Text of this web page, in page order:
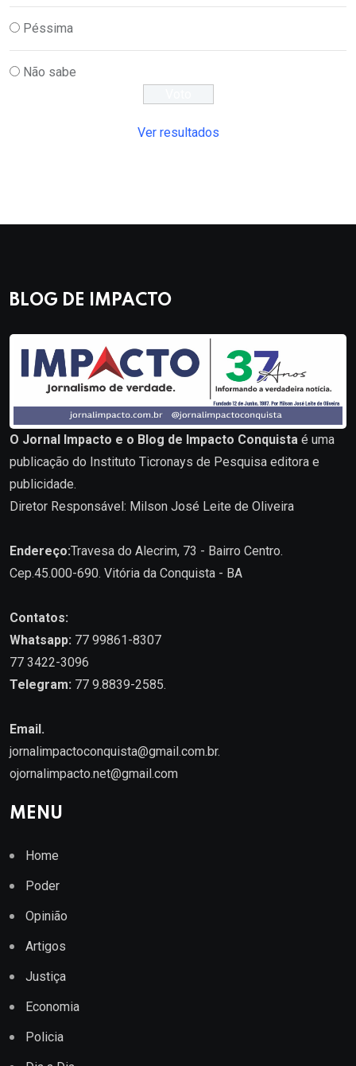
Péssima
Não sabe
Ver resultados
BLOG DE IMPACTO
O Jornal Impacto e o Blog de Impacto Conquista é uma
publicação do Instituto Ticronays de Pesquisa editora e
publicidade.
Diretor Responsável: Milson José Leite de Oliveira
Endereço:Travesa do Alecrim, 73 - Bairro Centro.
Cep.45.000-690. Vitória da Conquista - BA
Contatos:
Whatsapp: 77 99861-8307
77 3422-3096
Telegram: 77 9.8839-2585.
Email.
jornalimpactoconquista@gmail.com.br.
ojornalimpacto.net@gmail.com
MENU
Home
Poder
Opinião
Artigos
Justiça
Economia
Policia